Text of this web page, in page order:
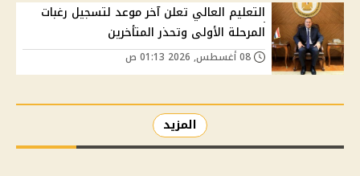
التعليم العالي تعلن آخر موعد لتسجيل رغبات
المرحلة الأولى وتحذر المتأخرين
المزيد